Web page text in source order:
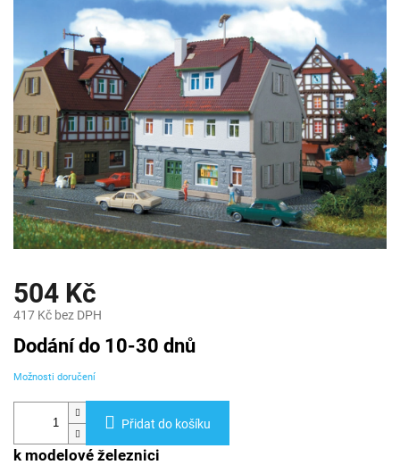
504 Kč
417 Kč bez DPH
Měrná
cena:
Dodání do 10-30 dnů
Možnosti doručení
Přidat do košíku
k modelové železnici